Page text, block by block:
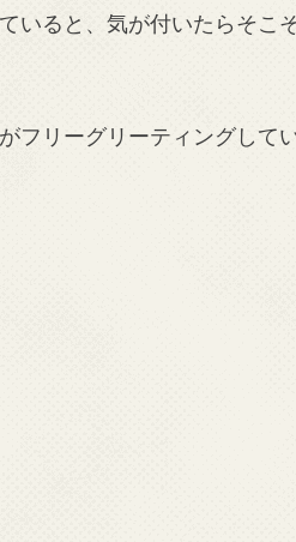
いると、気が付いたらそこ
フリーグリーティングして